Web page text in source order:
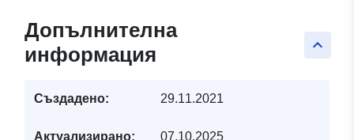
keyboard_arrow_up
Допълнителна
информация
Създадено: 29.11.2021
Актуализирано: 07.10.2025